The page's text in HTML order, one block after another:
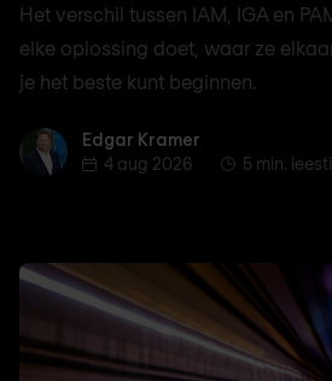
Het verschil tussen IAM, IGA en
elke oplossing doet, waar ze
je het beste kunt beginnen.
Edgar KramerEdgar Kramer
4 aug 2026
5 min.